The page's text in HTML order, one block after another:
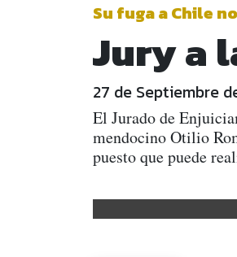
Su fuga a Chile
Jury a
27 de Septiembre
El Jurado de
mendocino Otilio
puesto que puede